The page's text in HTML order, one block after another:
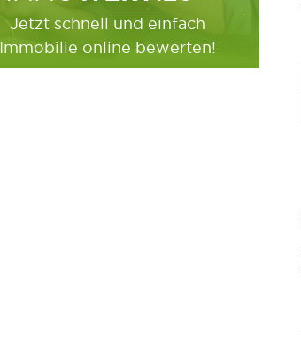
Jetzt schnell und einfach
Immobilie online bewerten!